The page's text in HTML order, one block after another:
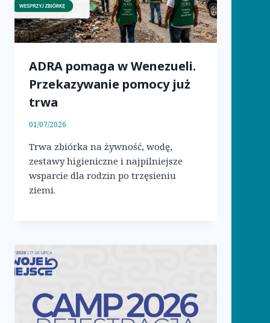
ADRA pomaga w Wenezueli.
Przekazywanie pomocy już
trwa
01/07/2026
Trwa zbiórka na żywność, wodę,
zestawy higieniczne i najpilniejsze
wsparcie dla rodzin po trzęsieniu
ziemi.